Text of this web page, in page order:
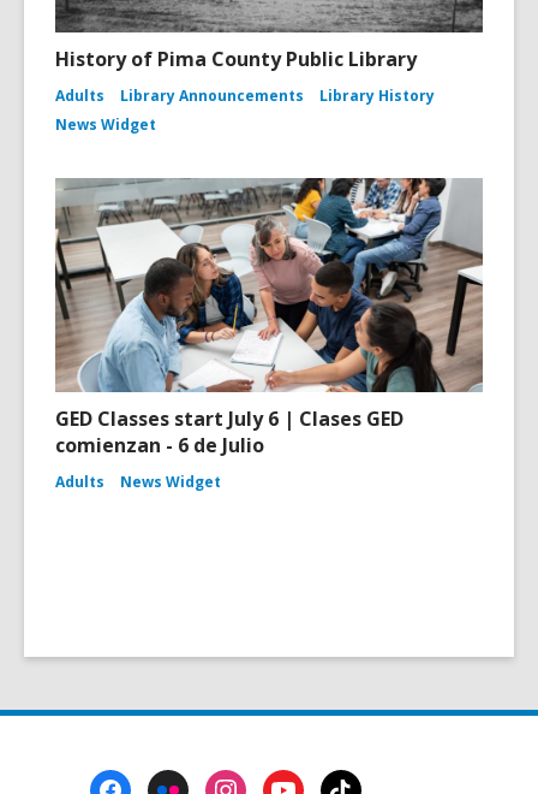
History of Pima County Public Library
Adults Library Announcements
Library History
News Widget
GED Classes start July 6 | Clases GED
comienzan - 6 de Julio
Adults News Widget